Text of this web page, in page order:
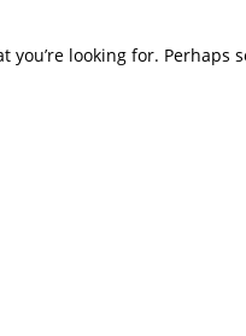
you’re looking for. Perhaps